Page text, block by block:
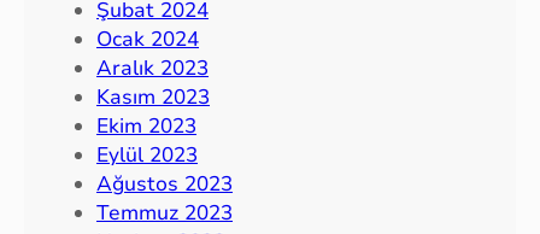
Şubat 2024
Ocak 2024
Aralık 2023
Kasım 2023
Ekim 2023
Eylül 2023
Ağustos 2023
Temmuz 2023